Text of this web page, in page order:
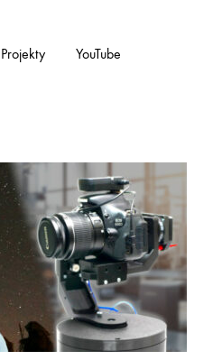
Projekty YouTube